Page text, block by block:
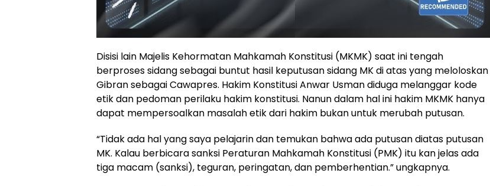
Disisi lain Majelis Kehormatan Mahkamah Konstitusi (MKMK) saat ini tengah
berproses sidang sebagai buntut hasil keputusan sidang MK di atas yang meloloskan
Gibran sebagai Cawapres. Hakim Konstitusi Anwar Usman diduga melanggar kode
etik dan pedoman perilaku hakim konstitusi. Nanun dalam hal ini hakim MKMK hanya
dapat mempersoalkan masalah etik dari hakim bukan untuk merubah putusan.
“Tidak ada hal yang saya pelajarin dan temukan bahwa ada putusan diatas putusan
MK. Kalau berbicara sanksi Peraturan Mahkamah Konstitusi (PMK) itu kan jelas ada
tiga macam (sanksi), teguran, peringatan, dan pemberhentian.” ungkapnya.